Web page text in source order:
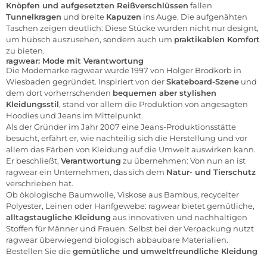
Knöpfen und aufgesetzten Reißverschlüssen fallen
Tunnelkragen und breite Kapuzen ins Auge. Die aufgenähten
Taschen zeigen deutlich: Diese Stücke wurden nicht nur designt,
um hübsch auszusehen, sondern auch um praktikablen Komfort
zu bieten.
ragwear: Mode mit Verantwortung
Die Modemarke ragwear wurde 1997 von Holger Brodkorb in
Wiesbaden gegründet. Inspiriert von derSkateboard-Szene und
dem dort vorherrschenden bequemen aber stylishen
Kleidungsstil, stand vor allem die Produktion von angesagten
Hoodies und Jeans im Mittelpunkt.
Als der Gründer im Jahr 2007 eine Jeans-Produktionsstätte
besucht, erfährt er, wie nachteilig sich die Herstellung und vor
allem das Färben von Kleidung auf die Umwelt auswirken kann.
Er beschließt, Verantwortung zu übernehmen: Von nun an ist
ragwear ein Unternehmen, das sich dem Natur- und Tierschutz
verschrieben hat.
Ob ökologische Baumwolle, Viskose aus Bambus, recycelter
Polyester, Leinen oder Hanfgewebe: ragwear bietet gemütliche,
alltagstaugliche Kleidung aus innovativen und nachhaltigen
Stoffen für Männer und Frauen. Selbst bei der Verpackung nutzt
ragwear überwiegend biologisch abbaubare Materialien.
Bestellen Sie diegemütliche und umweltfreundliche Kleidung